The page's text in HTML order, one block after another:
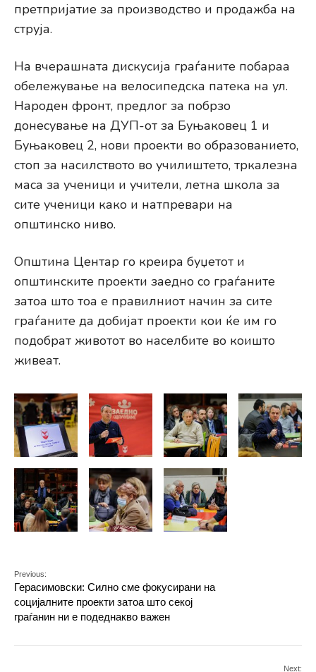
претпријатие за производство и продажба на
струја.
На вчерашната дискусија граѓаните побараа
обележување на велосипедска патека на ул.
Народен фронт, предлог за побрзо
донесување на ДУП-от за Буњаковец 1 и
Буњаковец 2, нови проекти во образованието,
стоп за насилството во училиштето, тркалезна
маса за ученици и учители, летна школа за
сите ученици како и натпревари на
општинско ниво.
Општина Центар го креира буџетот и
општинските проекти заедно со граѓаните
затоа што тоа е правилниот начин за сите
граѓаните да добијат проекти кои ќе им го
подобрат животот во населбите во коишто
живеат.
Previous:
Герасимовски: Силно сме фокусирани на
социјалните проекти затоа што секој
граѓанин ни е подеднакво важен
Next: